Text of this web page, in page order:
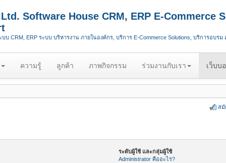
Software House CRM, ERP E-Commerce
บ CRM, ERP ระบบ บริหารงาน ภายในองค์กร, บริการ E-Commerce Solutions, บริการอบรม
ความรู้ ลูกค้า ภาพกิจกรรม ร่วมงานกับเรา เว็บบ
สมั
ระดับผู้ใช้ และกลุ่มผู้ใช้
Administrator คืออะไร?